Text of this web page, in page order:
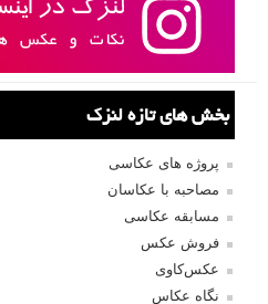
بخش های تازه لنزک
پروژه های عکاسی
مصاحبه با عکاسان
مسابقه عکاسی
فروش عکس
عکس‌کاوی
نگاه عکاس